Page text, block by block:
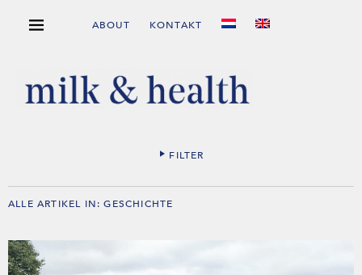
ABOUT KONTAKT
FILTER
ALLE ARTIKEL IN:GESCHICHTE